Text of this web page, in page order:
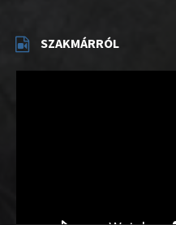
SZAKMÁRRÓL